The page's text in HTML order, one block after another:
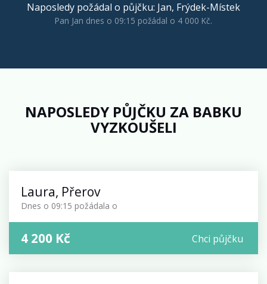
Naposledy požádal o půjčku: Jan, Frýdek-Místek
Pan Jan dnes o 09:15 požádal o 4 000 Kč.
NAPOSLEDY PŮJČKU ZA BABKU
VYZKOUŠELI
Laura, Přerov
Dnes o 09:15 požádala o
4 200 Kč Chci půjčku